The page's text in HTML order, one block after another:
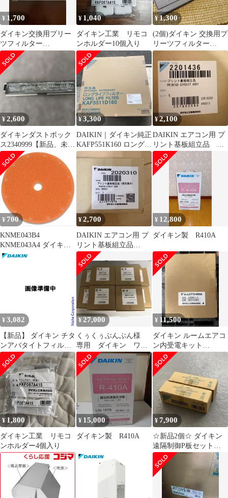
¥ 1,700
ダイキン交換用プリー
ツフィルター
KAC998A4 4枚セット
¥ 1,040
ダイキン工業 リモコ
ンホルダー10個入り
¥1,300
(2個)ダイキン 交換用プ
リーツフィルター
KAC017A4
¥2,600
ダイキンダストボック
ス2340999【新品、未使
用】
¥3,300
DAIKIN｜ダイキン純正
KAFP551K160 ロングラ
イフフィルター
¥2,100
DAIKIN エアコン用 プ
リント基板組立品
2201436
¥ 700
KNME043B4
KNME043A4 ダイキン
交換用フィルター
¥2,700
DAIKIN エアコン用 プ
リント基板組立品
2020310
¥ 12,800
ダイキン製 R410A
¥ 3,082
【新品】 ダイキン チタ
ンアバタイトフィルタ
ー 1枚 KAFC118A4 ア
クセサリー 空気清浄機
空清 DAIKIN フィルタ
ー
¥27,000
くぅくぅぶんぶん様
専用 ダイキン ワイ
ヤードリモコン 10個
¥ 11,500
ダイキン ルームエアコ
ン内受電キット
BER125B4
¥ 1,800
ダイキン工業 リモコ
ンホルダー4個入り
¥ 15,000
ダイキン製 R410A
¥7,900
☆新品2個☆ ダイキン
遠隔制御P板セット
KRP067A41